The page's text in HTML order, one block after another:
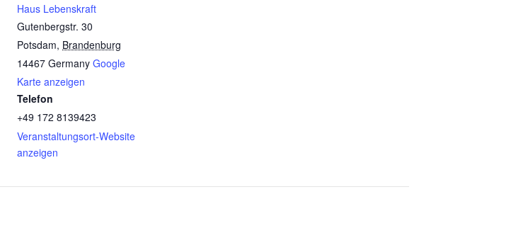
Haus Lebenskraft
Gutenbergstr. 30
Potsdam, Brandenburg
14467 Germany Google
Karte anzeigen
Telefon
+49 172 8139423
Veranstaltungsort-Website
anzeigen